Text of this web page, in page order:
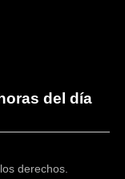
del día
derechos.